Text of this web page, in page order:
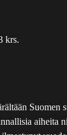
krs.
Suomen
aiheita